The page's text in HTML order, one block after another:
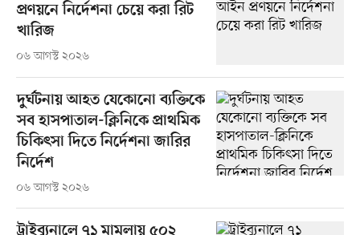
প্রণয়নে নির্দেশনা চেয়ে করা রিট
খারিজ
০৬ আগস্ট ২০২৬
দুর্ঘটনায় আহত যেকোনো ব্যক্তিকে
সব হাসপাতাল-ক্লিনিকে প্রাথমিক
চিকিৎসা দিতে নির্দেশনা জারির
নির্দেশ
০৬ আগস্ট ২০২৬
ট্রাইব্যুনালে ৭১ মামলায় ৫০২